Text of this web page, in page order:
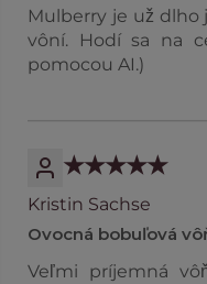
Mulberry je už
vôní. Hodí sa na
pomocou AI.)
Kristin Sachse
Ovocná bobuľová
Veľmi príjemná